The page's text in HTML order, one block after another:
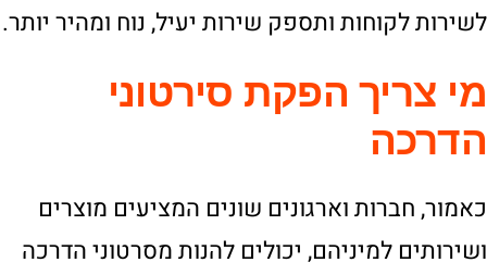
לשירות לקוחות ותספק שירות יעיל, נוח ומהיר יותר.
מי צריך הפקת סירטוני
הדרכה
כאמור, חברות וארגונים שונים המציעים מוצרים
ושירותים למיניהם, יכולים להנות מסרטוני הדרכה